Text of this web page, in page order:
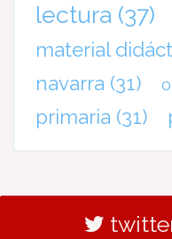
lectura (37)
material
navarra (31)
primaria (31)